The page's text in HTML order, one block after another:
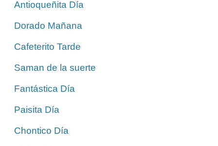
Antioqueñita Día
Dorado Mañana
Cafeterito Tarde
Saman de la suerte
Fantástica Día
Paisita Día
Chontico Día